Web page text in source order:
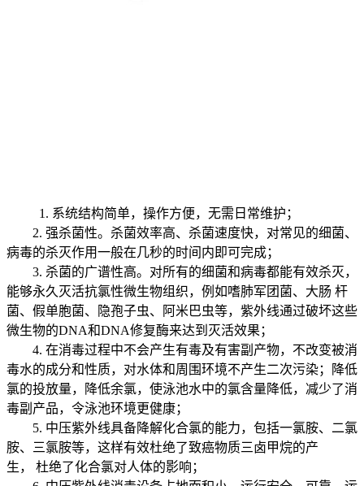
1. 系统结构简单，操作方便，无需日常维护；
2. 强杀菌性。杀菌效率高、杀菌速度快，对常见的细菌、
病毒的杀灭作用一般在几秒的时间内即可完成；
3. 杀菌的广谱性高。对所有的细菌和病毒都能有效杀灭，
能够永久灭活抗氯性微生物组织，例如嗜肺军团菌、大肠 杆
菌、假单胞菌、隐孢子虫、阿米巴虫等，紫外线通过破坏这些
微生物的DNA和DNA修复酶来达到灭活效果；
4. 在消毒过程中不会产生有毒及有害副产物，不改变被消
毒水的成分和性质，对水体和周围环境不产生二次污染；降低
氯的投放量，降低余氯，使泳池水中的氯含量降低，减少了消
毒副产品，令泳池环境更健康；
5. 中压紫外线具备降解化合氯的能力，包括一氯胺、二氯
胺、三氯胺等，这样有效杜绝了致癌物质三卤甲烷的产
生， 杜绝了化合氯对人体的影响；